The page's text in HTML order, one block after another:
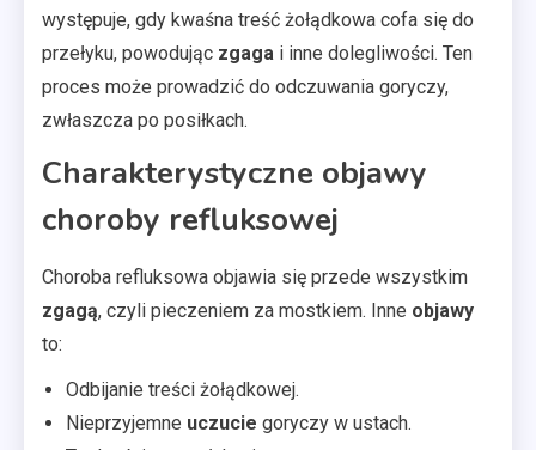
występuje, gdy kwaśna treść żołądkowa cofa się do
przełyku, powodując zgaga i inne dolegliwości. Ten
proces może prowadzić do odczuwania goryczy,
zwłaszcza po posiłkach.
Charakterystyczne objawy
choroby refluksowej
Choroba refluksowa objawia się przede wszystkim
zgagą, czyli pieczeniem za mostkiem. Inne objawy
to:
Odbijanie treści żołądkowej.
Nieprzyjemne uczucie goryczy w ustach.